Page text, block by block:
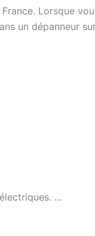
Lorsque
un dépanneur
…